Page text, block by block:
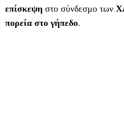
επίσκεψη στο σύνδεσμο των
πορεία στο γήπεδο.